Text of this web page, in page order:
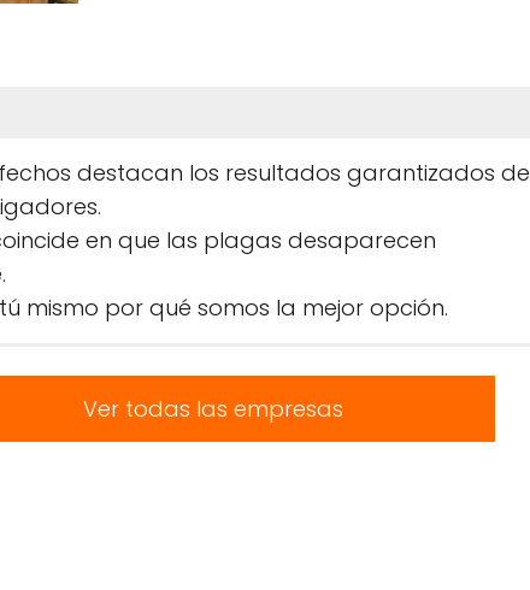
destacan los resultados garantizados de
en que las plagas desaparecen
mismo por qué somos la mejor opción.
Ver todas las empresas